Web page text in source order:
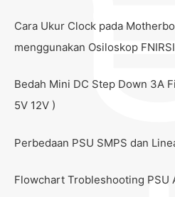
Cara Ukur Clock pada
menggunakan Osiloskop
Bedah Mini DC Step Down 3A
5V 12V )
Perbedaan PSU SMPS dan
Flowchart Trobleshooting PSU